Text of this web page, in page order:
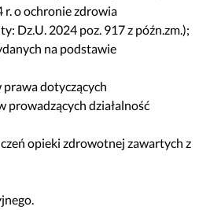
r. o ochronie zdrowia
Dz.U. 2024 poz. 917 z późn.zm.);
na podstawie
dotyczących
działalność
opieki zdrowotnej zawartych z